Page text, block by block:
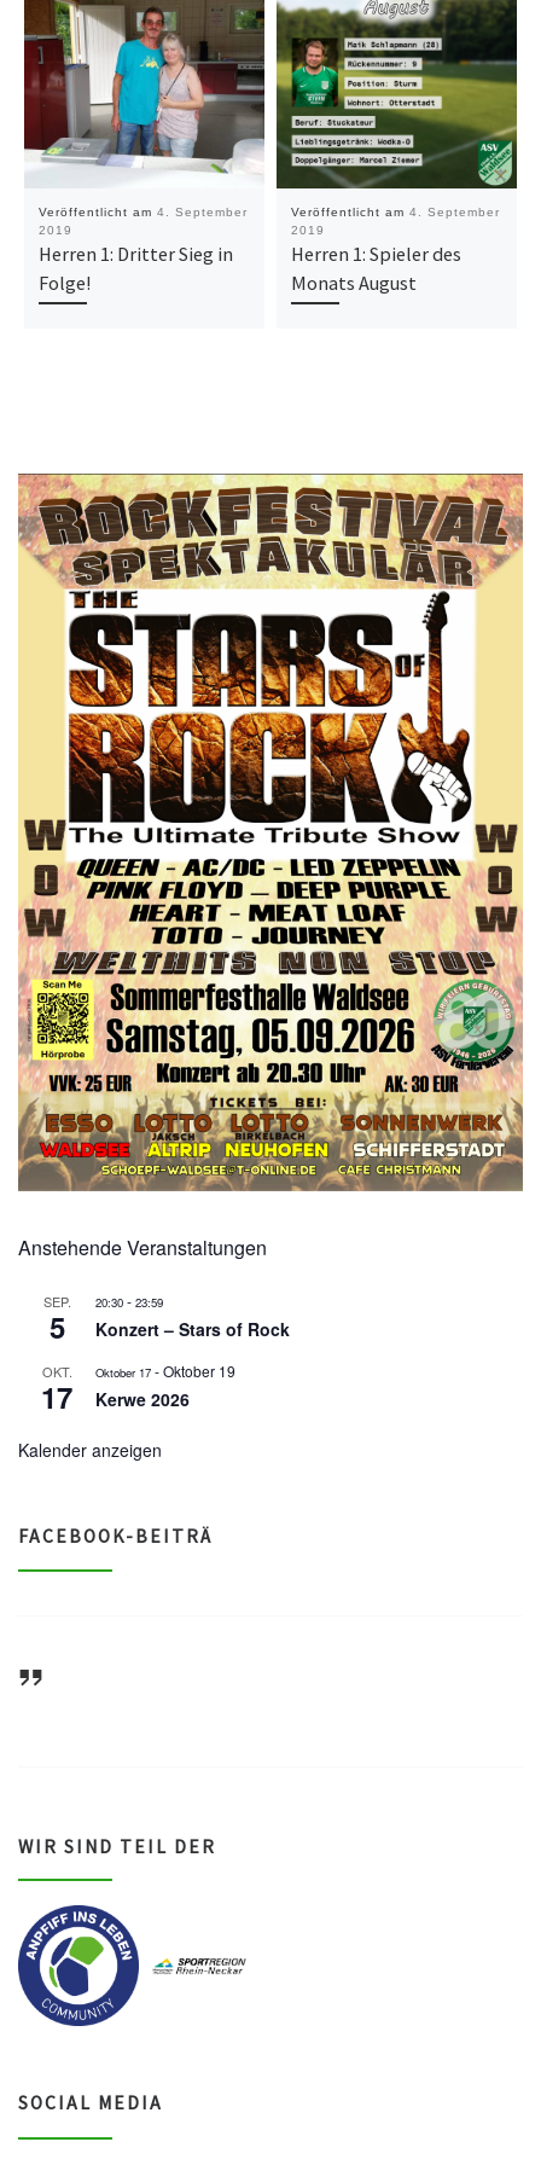
Veröffentlicht am 4. September
2019
Herren 1: Dritter Sieg in
Folge!
Veröffentlicht am 4. September
2019
Herren 1: Spieler des
Monats August
Anstehende Veranstaltungen
SEP.
5
20:30 - 23:59
Konzert – Stars of Rock
OKT.
17
Oktober 17 -Oktober 19
Kerwe 2026
Kalender anzeigen
FACEBOOK-BEITRÄ
WIR SIND TEIL DER
SOCIAL MEDIA